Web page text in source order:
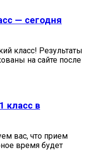
— сегодня
класс! Результаты
на сайте после
класс в
вас, что прием
время будет